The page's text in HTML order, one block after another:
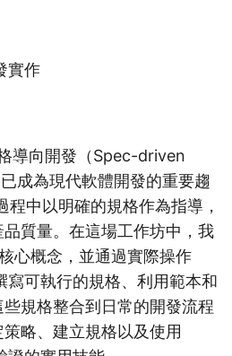
實作
導向開發（Spec-driven
成為現代軟體開發的重要趨
程中以明確的規格作為指導，
質量。在這場工作坊中，我
心概念，並通過實際操作
可執行的規格、利用範本和
規格整合到日常的開發流程
略、建立規格以及使用